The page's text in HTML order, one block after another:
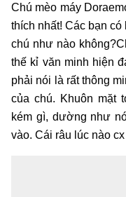
Chú mèo máy
thích nhất! Các bạn
chú như nào
thế kỉ văn minh hiện
phải nói là rất thông
của chú. Khuôn mặt
kém gì, dường như
vào. Cái râu lúc nào